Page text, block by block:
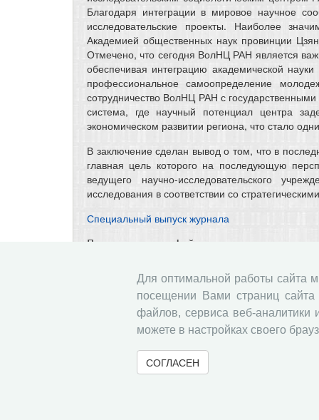
Благодаря интеграции в мировое научное
исследовательские проекты. Наиболее
Академией общественных наук провинции
Отмечено, что сегодня ВолНЦ РАН является
обеспечивая интеграцию академической
профессиональное самоопределение
сотрудничество ВолНЦ РАН с
система, где научный потенциал центра
экономическом развитии региона, что стало
В заключение сделан вывод о том, что в
главная цель которого на последующую
ведущего научно-исследовательского
исследования в соответствии со
Специальный выпуск журнала
Прикрепленные файлы
« Вернуться назад Все сообщения
Для оптимальной работы сайта
посещении Вами страниц сайта
файлов, сервиса веб-аналитики
можете в настройках своего
СОГЛАСЕН